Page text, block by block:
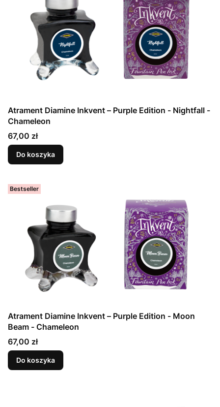
Atrament Diamine Inkvent – Purple Edition - Nightfall -
Chameleon
Cena
67,00 zł
Do koszyka
Bestseller
Atrament Diamine Inkvent – Purple Edition - Moon
Beam - Chameleon
Cena
67,00 zł
Do koszyka